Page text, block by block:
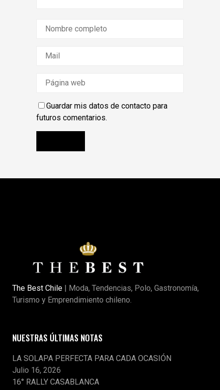
Guardar mis datos de contacto para
futuros comentarios.
The Best Chile | Moda, Tendencias, Polo, Gastronomía,
Turismo y Emprendimiento chileno.
NUESTRAS ÚLTIMAS NOTAS
LA SOLAPA PERFECTA PARA CADA OCASIÓN
Julio 16, 2026
16° RALLY CASABLANCA